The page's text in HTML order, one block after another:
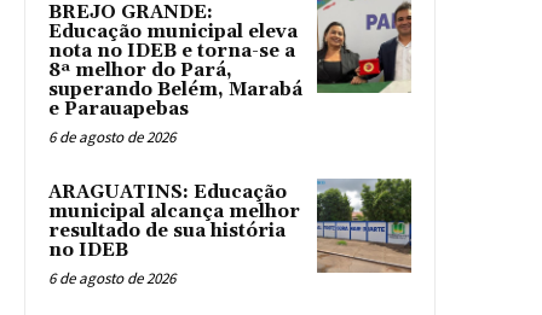
BREJO GRANDE:
Educação municipal eleva
nota no IDEB e torna-se a
8ª melhor do Pará,
superando Belém, Marabá
e Parauapebas
6 de agosto de 2026
ARAGUATINS: Educação
municipal alcança melhor
resultado de sua história
no IDEB
6 de agosto de 2026